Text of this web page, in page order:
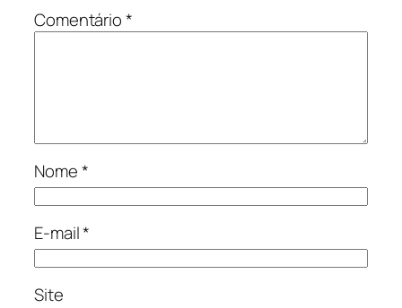
Comentário*
Nome*
E-mail*
Site